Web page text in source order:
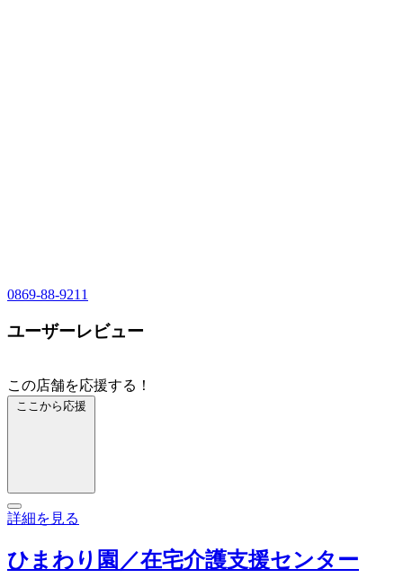
0869-88-9211
ユーザーレビュー
この店舗を応援する！
ここから応援
詳細を見る
ひまわり園／在宅介護支援センター